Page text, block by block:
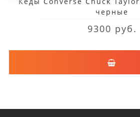
черные
9300 руб.